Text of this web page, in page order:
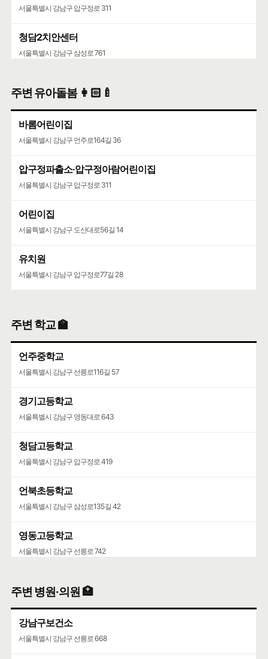
서울특별시 강남구 압구정로 311
청담2치안센터
서울특별시 강남구 삼성로 761
주변 유아돌봄 👩🏻‍🍼
바롬어린이집
서울특별시 강남구 언주로164길 36
압구정파출소·압구정아람어린이집
서울특별시 강남구 압구정로 311
어린이집
서울특별시 강남구 도산대로56길 14
유치원
서울특별시 강남구 압구정로77길 28
주변 학교 🏫
언주중학교
서울특별시 강남구 선릉로116길 57
경기고등학교
서울특별시 강남구 영동대로 643
청담고등학교
서울특별시 강남구 압구정로 419
언북초등학교
서울특별시 강남구 삼성로135길 42
영동고등학교
서울특별시 강남구 선릉로 742
서울특별시 강남구 압구정로61길 36
주변 병원·의원 🏥
강남구보건소
서울특별시 강남구 선릉로 668